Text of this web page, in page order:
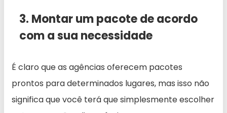
3. Montar um pacote de acordo
com a sua necessidade
É claro que as agências oferecem pacotes
prontos para determinados lugares, mas isso não
significa que você terá que simplesmente escolher